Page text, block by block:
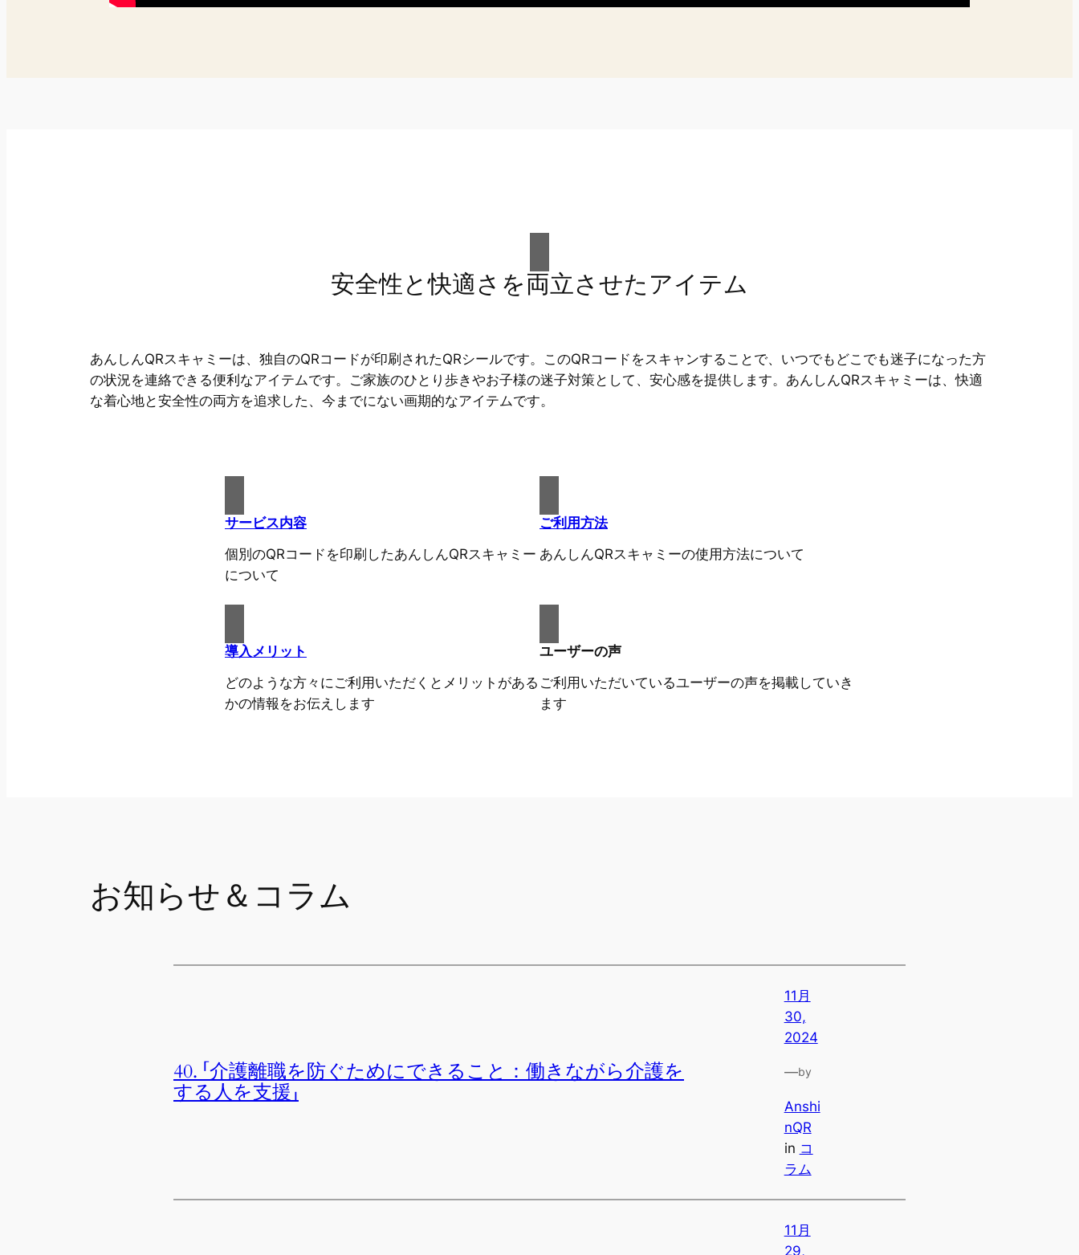
安全性と快適さを両立させたアイテム
あんしんQRスキャミーは、独自のQRコードが印刷されたQRシールです。このQRコードをスキャンすることで、いつでもどこでも迷子になった方
の状況を連絡できる便利なアイテムです。ご家族のひとり歩きやお子様の迷子対策として、安心感を提供します。あんしんQRスキャミーは、快適
な着心地と安全性の両方を追求した、今までにない画期的なアイテムです。
サービス内容
個別のQRコードを印刷したあんしんQRスキャミー
について
ご利用方法
あんしんQRスキャミーの使用方法について
導入メリット
どのような方々にご利用いただくとメリットがある
かの情報をお伝えします
ユーザーの声
ご利用いただいているユーザーの声を掲載していき
ます
お知らせ＆コラム
40. 「介護離職を防ぐためにできること：働きながら介護を
する人を支援」
11月
30,
2024
—by
Anshi
nQR
in コ
ラム
11月
29,